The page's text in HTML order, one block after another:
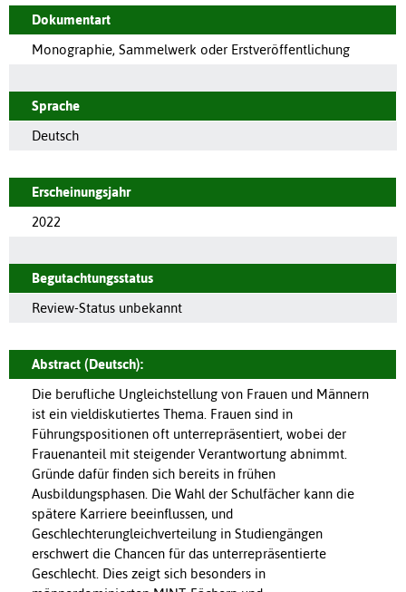
Dokumentart
Monographie, Sammelwerk oder Erstveröffentlichung
Sprache
Deutsch
Erscheinungsjahr
2022
Begutachtungsstatus
Review-Status unbekannt
Abstract (Deutsch):
Die berufliche Ungleichstellung von Frauen und Männern
ist ein vieldiskutiertes Thema. Frauen sind in
Führungspositionen oft unterrepräsentiert, wobei der
Frauenanteil mit steigender Verantwortung abnimmt.
Gründe dafür finden sich bereits in frühen
Ausbildungsphasen. Die Wahl der Schulfächer kann die
spätere Karriere beeinflussen, und
Geschlechterungleichverteilung in Studiengängen
erschwert die Chancen für das unterrepräsentierte
Geschlecht. Dies zeigt sich besonders in